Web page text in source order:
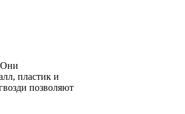
Они
пластик и
позволяют